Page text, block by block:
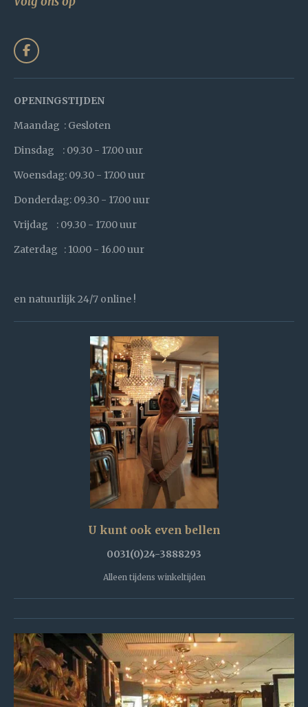
F
a
c
b
o
k
OPENINGSTIJDEN
Maandag : Gesloten
Dinsdag : 09.30 - 17.00 uur
Woensdag: 09.30 - 17.00 uur
Donderdag: 09.30 - 17.00 uur
Vrijdag : 09.30 - 17.00 uur
Zaterdag : 10.00 - 16.00 uur
en natuurlijk 24/7 online !
U kunt ook even bellen
0031(0)24-3888293
Alleen tijdens winkeltijden